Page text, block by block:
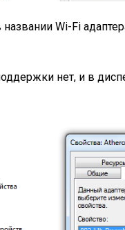
Wi-Fi
нет, и в